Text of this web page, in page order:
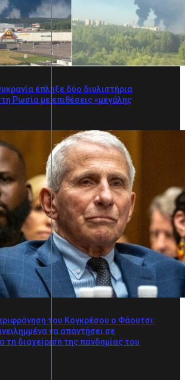
έπληξε δύο διυλιστήρια
Ρωσία με επιθέσεις «μεγάλης
του Κογκρέσου ο Φάουτσι:
να απαντήσει σε
τη διαχείριση της πανδημίας του